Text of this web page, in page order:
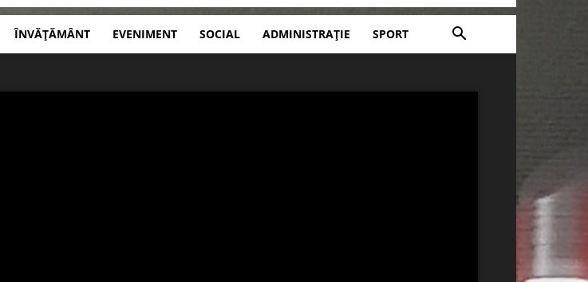
ÎNVĂȚĂMÂNT EVENIMENT SOCIAL ADMINISTRAȚIE SPORT